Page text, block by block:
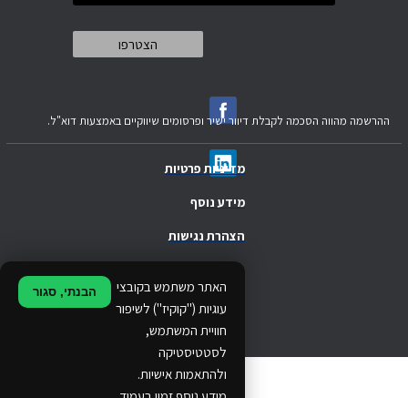
מדיניות פרטיות
האתר משתמש בקובצי
עוגיות ("קוקיז") לשיפור
חוויית המשתמש,
לסטטיסטיקה
ולהתאמות אישיות.
הבנתי, סגור
מידע נוסף
.
הצהרת נגישות
ההרשמה מהווה הסכמה לקבלת דיוור ישיר ופרסומים שיווקיים באמצעות דוא"ל.
© 2024 Ethos Business. All rights reserved.